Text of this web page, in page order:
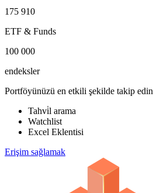
175 910
ETF & Funds
100 000
endeksler
Portföyünüzü en etkili şekilde takip edin
Tahvi̇l arama
Watchlist
Excel Eklentisi
Erişim sağlamak